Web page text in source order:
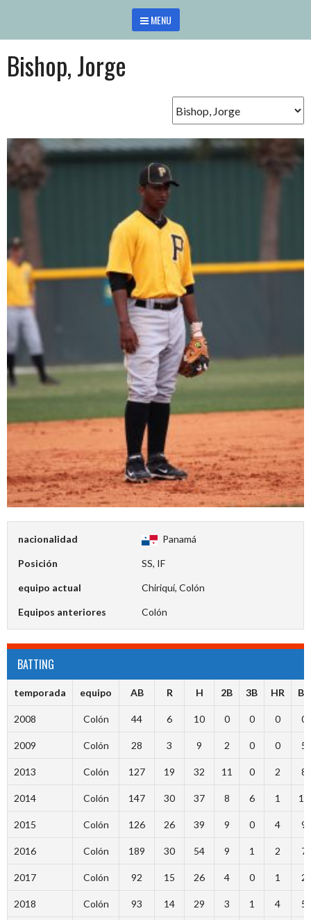
contenido
MENU
Bishop, Jorge
nacionalidad Panamá
Posición SS, IF
equipo actual Chiriquí, Colón
Equipos anteriores Colón
BATTING
temporada equipo AB R H 2B 3B HR BR
2008 Colón 44 6 10 0 0 0 0
2009 Colón 28 3 9 2 0 0 5
2013 Colón 127 19 32 11 0 2 8
2014 Colón 147 30 37 8 6 1 17
2015 Colón 126 26 39 9 0 4 9
2016 Colón 189 30 54 9 1 2 7
2017 Colón 92 15 26 4 0 1 2
2018 Colón 93 14 29 3 1 4 5